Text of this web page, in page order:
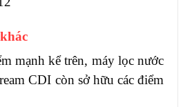
mạnh kể trên, máy lọc nước
CDI còn sở hữu các điểm